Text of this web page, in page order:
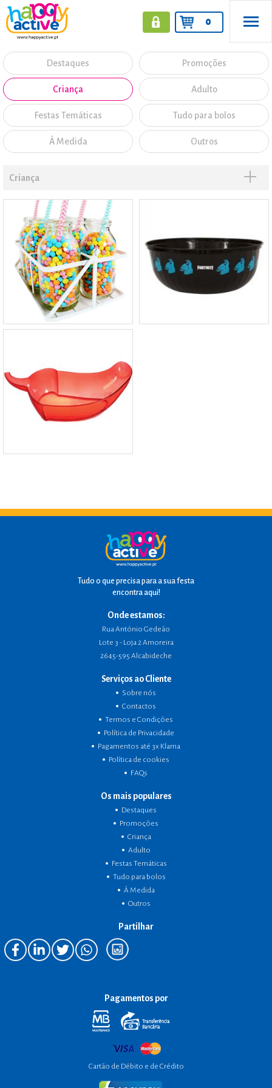
0
Destaques Promoções
Criança Adulto
Festas Temáticas Tudo para bolos
À Medida Outros
Criança
Tudo o que precisa para a sua festa
encontra aqui!
Onde estamos:
Rua António Gedeão
Lote 3 - Loja 2 Amoreira
2645-595 Alcabideche
Serviços ao Cliente
Sobre nós
Contactos
Termos e Condições
Política de Privacidade
Pagamentos até 3x Klarna
Política de cookies
FAQs
Os mais populares
Destaques
Promoções
Criança
Adulto
Festas Temáticas
Tudo para bolos
À Medida
Outros
Partilhar
Pagamentos por
Cartão de Débito e de Crédito